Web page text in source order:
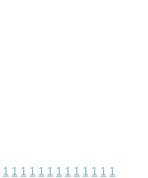
1 1 1 1 1 1 1 1 1 1 1 1 1